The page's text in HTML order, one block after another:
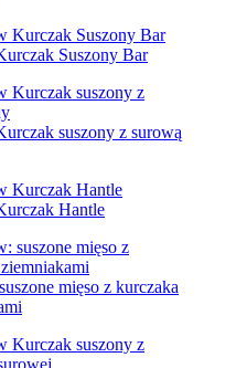
Suszony Bar
suszony z surową
Hantle
mięso z kurczaka